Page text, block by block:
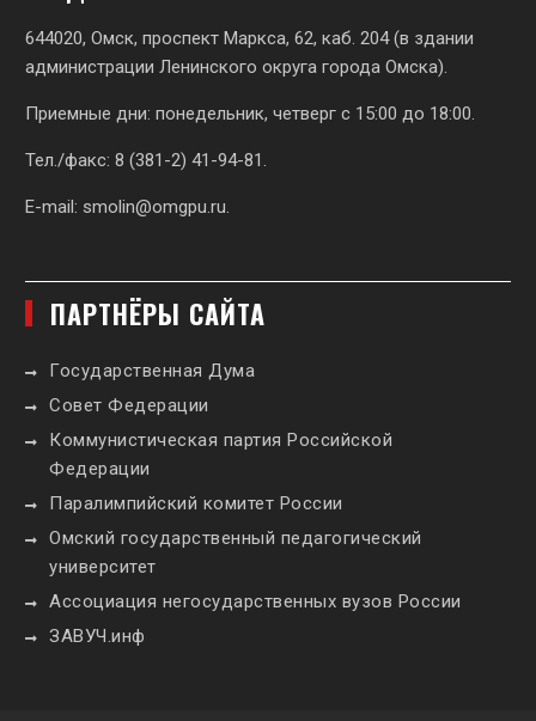
644020, Омск, проспект Маркса, 62, каб. 204 (в здании
администрации Ленинского округа города Омска).
Приемные дни: понедельник, четверг с 15:00 до 18:00.
Тел./факс: 8 (381-2) 41-94-81.
E-mail: smolin@omgpu.ru
ПАРТНЁРЫ САЙТА
Государственная Дума
Совет Федерации
Коммунистическая партия Российской
Федерации
Паралимпийский комитет России
Омский государственный педагогический
университет
Ассоциация негосударственных вузов России
ЗАВУЧ.инф